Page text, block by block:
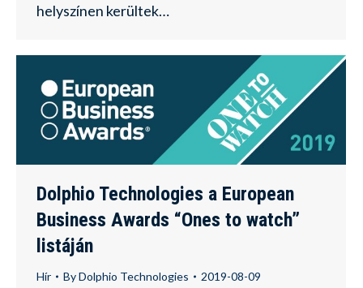
helyszínen kerültek…
Dolphio Technologies a European
Business Awards “Ones to watch”
listáján
Hír ByDolphio Technologies 2019-08-09